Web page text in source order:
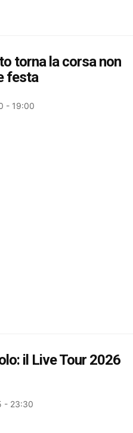
torna la corsa non
festa
- 19:00
il Live Tour 2026
- 23:30